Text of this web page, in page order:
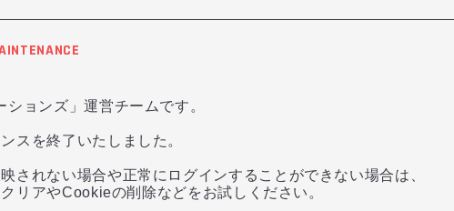
ションズ」運営チームです。
スを終了いたしました。
されない場合や正常にログインすることができない場合は、
リアやCookieの削除などをお試しください。